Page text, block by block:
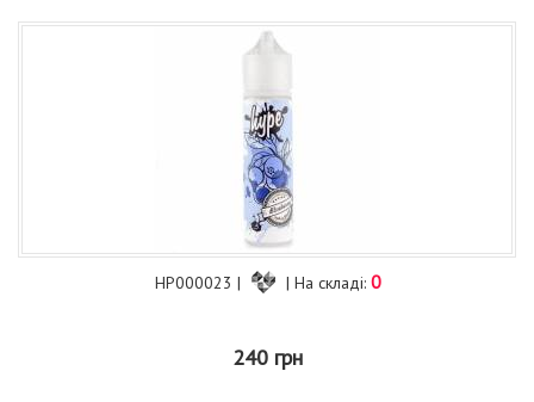
HP000023 | | На складі: 0
240 грн